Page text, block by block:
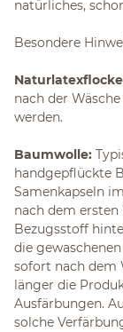
natürliches,
Besondere
nach der
werden.
Baumwolle:
handgepflückte
Samenkapseln
nach dem ersten
Bezugsstoff
die
sofort nach dem
länger die
Ausfärbungen.
solche